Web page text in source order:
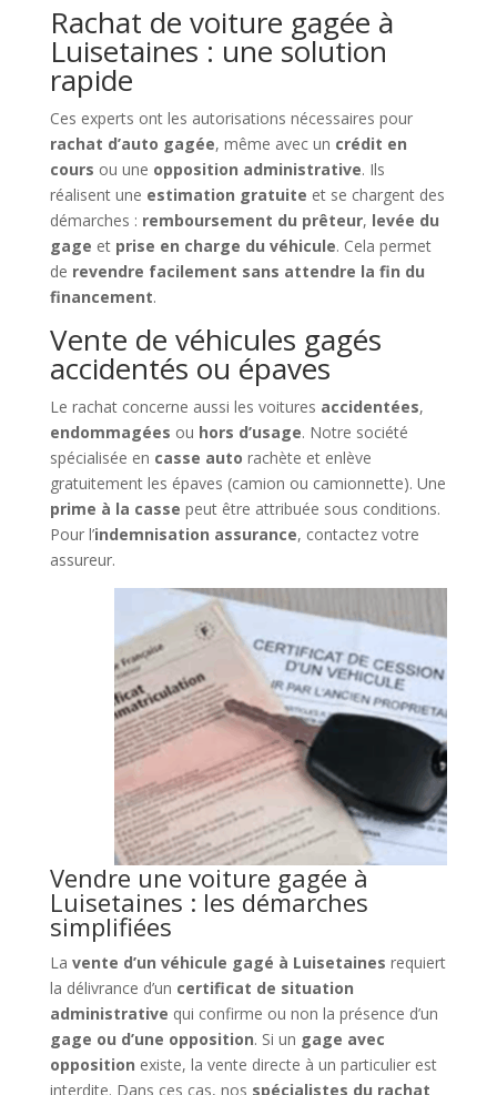
Rachat de voiture gagée à
Luisetaines : une solution
rapide
Ces experts ont les autorisations nécessaires pour
rachat d’auto gagée, même avec un crédit en
cours ou une opposition administrative. Ils
réalisent une estimation gratuite et se chargent des
démarches : remboursement du prêteur, levée du
gage et prise en charge du véhicule. Cela permet
de revendre facilement sans attendre la fin du
financement.
Vente de véhicules gagés
accidentés ou épaves
Le rachat concerne aussi les voitures accidentées,
endommagées ou hors d’usage. Notre société
spécialisée en casse auto rachète et enlève
gratuitement les épaves (camion ou camionnette). Une
prime à la casse peut être attribuée sous conditions.
Pour l’indemnisation assurance, contactez votre
assureur.
Vendre une voiture gagée à
Luisetaines : les démarches
simplifiées
La vente d’un véhicule gagé à Luisetaines requiert
la délivrance d’un certificat de situation
administrative qui confirme ou non la présence d’un
gage ou d’une opposition. Si un gage avec
opposition existe, la vente directe à un particulier est
interdite. Dans ces cas, nos spécialistes du rachat